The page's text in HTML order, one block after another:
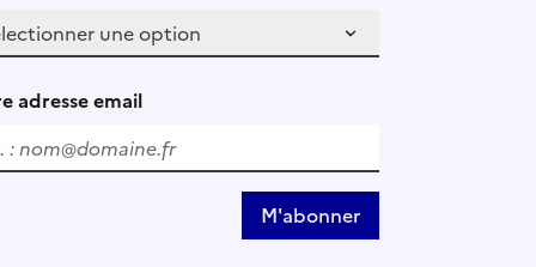
adresse email
M'abonner